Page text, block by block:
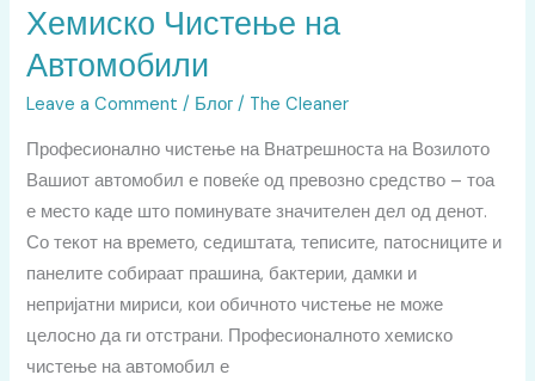
Хемиско Чистење на
Автомобили
Leave a Comment / Блог / The Cleaner
Професионално чистење на Внатрешноста на Возилото
Вашиот автомобил е повеќе од превозно средство – тоа
е место каде што поминувате значителен дел од денот.
Со текот на времето, седиштата, теписите, патосниците и
панелите собираат прашина, бактерии, дамки и
непријатни мириси, кои обичното чистење не може
целосно да ги отстрани. Професионалното хемиско
чистење на автомобил е